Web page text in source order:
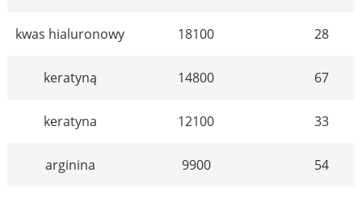
kwas hialuronowy 18100 28
keratyną 14800 67
keratyna 12100 33
arginina 9900 54